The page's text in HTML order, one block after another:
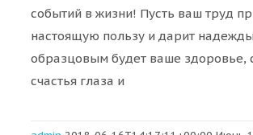
событий в жизни! Пусть ваш труд
настоящую пользу и дарит
образцовым будет ваше
счастья глаза и